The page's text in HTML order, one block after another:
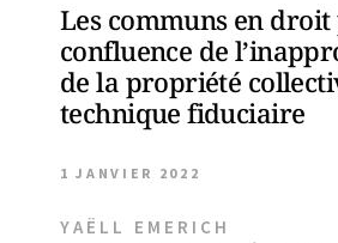
Les communs en
confluence de
de la propriété
technique fiduciaire
1 JANVIER 2022
YAËLL EMERICH